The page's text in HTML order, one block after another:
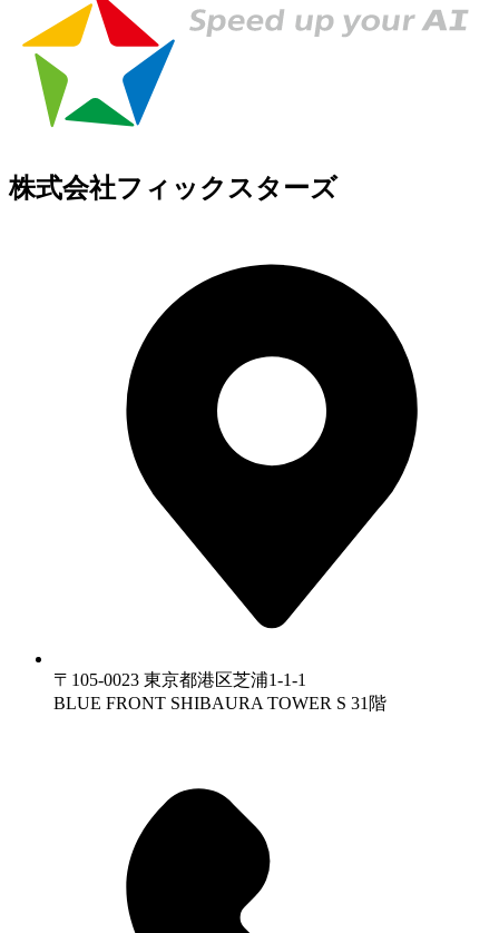
株式会社フィックスターズ
〒105-0023 東京都港区芝浦1-1-1
BLUE FRONT SHIBAURA TOWER S 31階